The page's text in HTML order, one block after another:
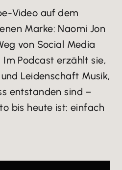
Video auf dem
Marke: Naomi Jon
von Social Media
Podcast erzählt sie,
Leidenschaft Musik,
entstanden sind –
bis heute ist: einfach